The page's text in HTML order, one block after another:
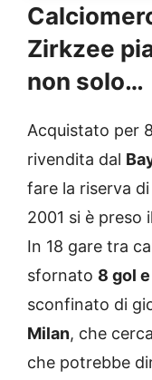
Zirkzee
non solo…
Acquistato per
rivendita dal
fare la riserva di
2001 si è preso
In 18 gare tra
sfornato 8 gol
sconfinato di
Milan, che
che potrebbe